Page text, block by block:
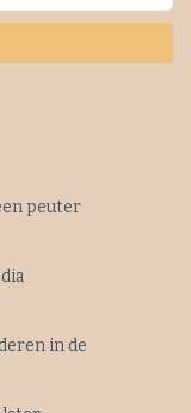
peuter
in de